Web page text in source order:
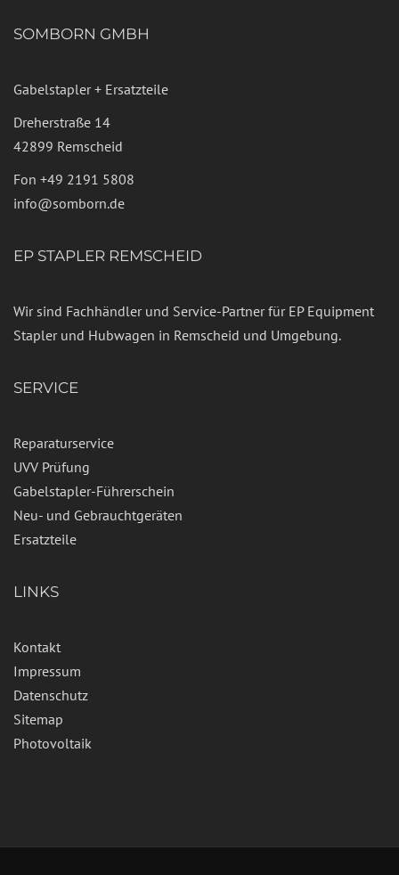
SOMBORN GMBH
Gabelstapler + Ersatzteile
Dreherstraße 14
42899 Remscheid
Fon +49 2191 5808
info@somborn.de
EP STAPLER REMSCHEID
Wir sind Fachhändler und Service-Partner für EP Equipment
Stapler und Hubwagen in Remscheid und Umgebung.
SERVICE
Reparaturservice
UVV Prüfung
Gabelstapler-Führerschein
Neu- und Gebrauchtgeräten
Ersatzteile
LINKS
Kontakt
Impressum
Datenschutz
Sitemap
Photovoltaik